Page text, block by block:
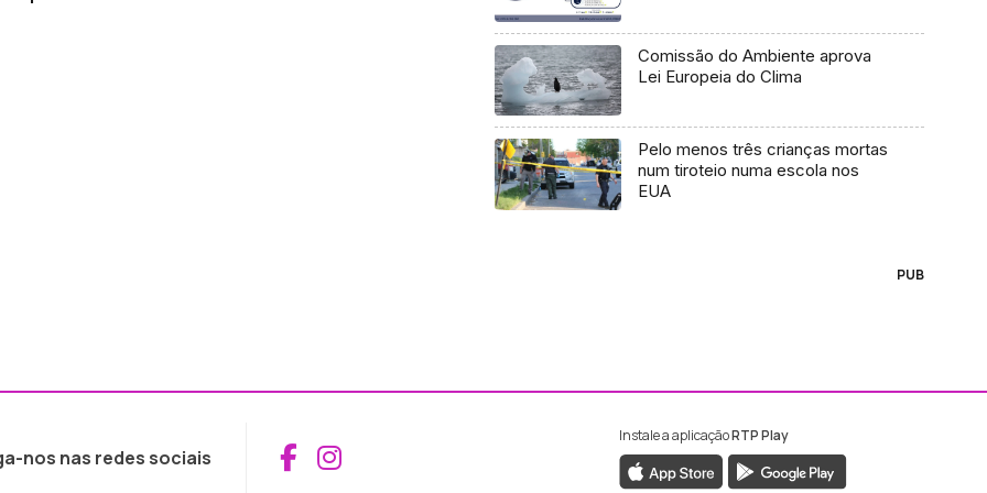
Comissão do Ambiente aprova
Lei Europeia do Clima
Pelo menos três crianças mortas
num tiroteio numa escola nos
EUA
PUB
nos nas redes sociais Aceder ao Facebook da RTP Madeira
Aceder ao Instagram da RTP Madeira
Instale a aplicaçãoRTP Play